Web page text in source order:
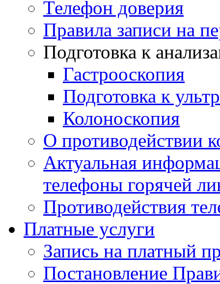
Телефон доверия
Правила записи на
Подготовка к
Гастрооскопия
Подготовка к
Колоноскопия
О противодействии
Актуальная
телефоны горячей
Противодействия
Платные услуги
Запись на платный
Постановление